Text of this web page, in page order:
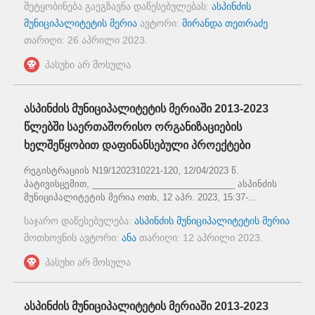
შეტყობინება გაეგზავნა დაწესებულებას: ასპინძის
მუნიციპალიტეტის მერია ავტორი: მირანდა თეთრაძე
თარიღი: 26 აპრილი 2023
პასუხი არ მოსულა
ასპინძის მუნიციპალიტეტის მერიაში 2013-2023
წლებში საერთაშორისო ორგანიზაციების
ხელშეწყობით დაფინანსებული პროექტები
რეგისტრაციის N19/1202310221-120, 12/04/2023 წ.
პატივისცემით, _____________________________ ასპინძის
მუნიციპალიტეტის მერია ოთხ, 12 აპრ. 2023, 15:37-...
საჯარო დაწესებულება: ასპინძის მუნიციპალიტეტის მერია
მოთხოვნის ავტორი: ანა თარიღი: 12 აპრილი 2023
პასუხი არ მოსულა
ასპინძის მუნიციპალიტეტის მერიაში 2013-2023